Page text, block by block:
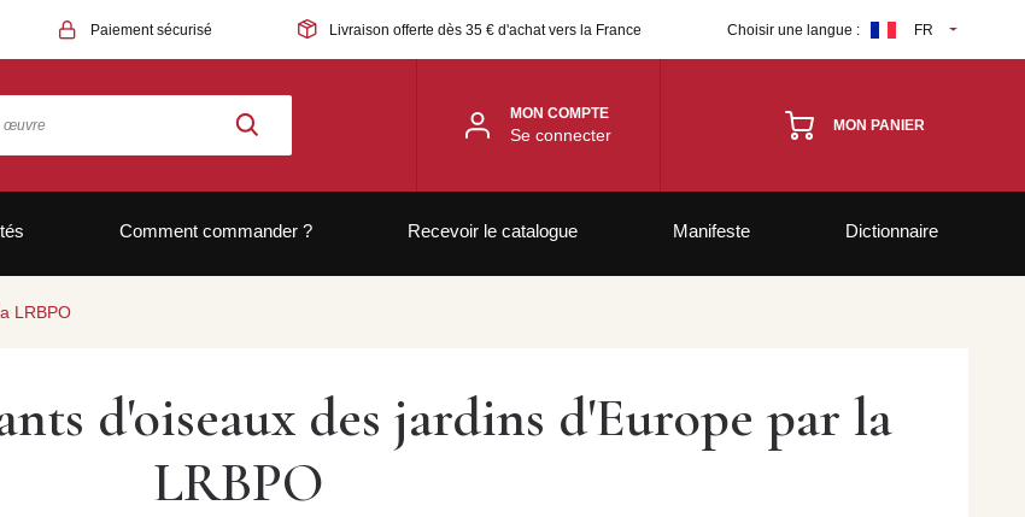
Paiement sécurisé Livraison offerte dès 35 € d'achat vers la France Choisir une langue : FR
MON COMPTE
Se connecter MON PANIER
Comment commander ? Recevoir le catalogue Manifeste Dictionnaire
LRBPO
d'oiseaux des jardins d'Europe par la
LRBPO